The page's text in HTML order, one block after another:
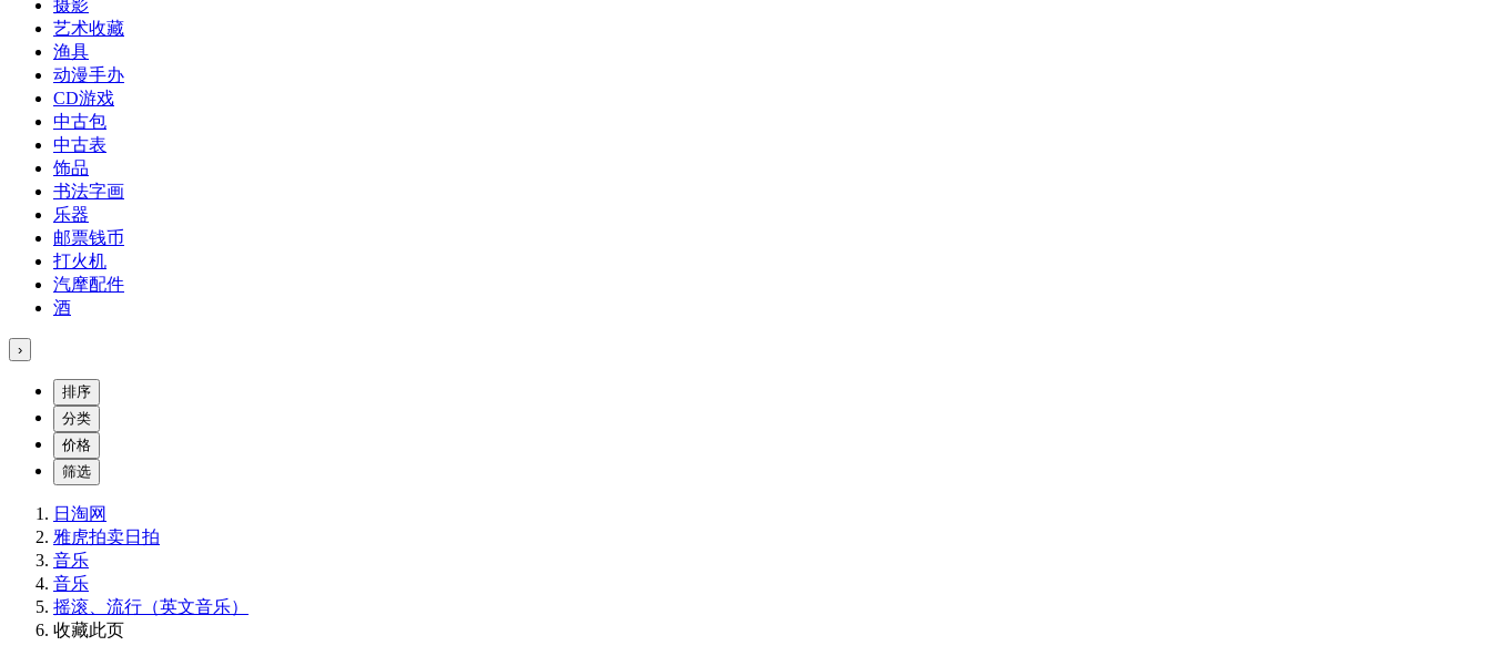
摄影
艺术收藏
渔具
动漫手办
CD游戏
中古包
中古表
饰品
书法字画
乐器
邮票钱币
打火机
汽摩配件
酒
›
排序
分类
价格
筛选
日淘网
雅虎拍卖日拍
音乐
音乐
摇滚、流行（英文音乐）
收藏此页